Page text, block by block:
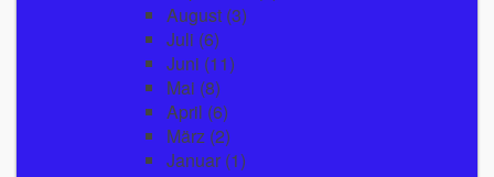
August (3)
Juli (6)
Juni (11)
Mai (8)
April (6)
März (2)
Januar (1)